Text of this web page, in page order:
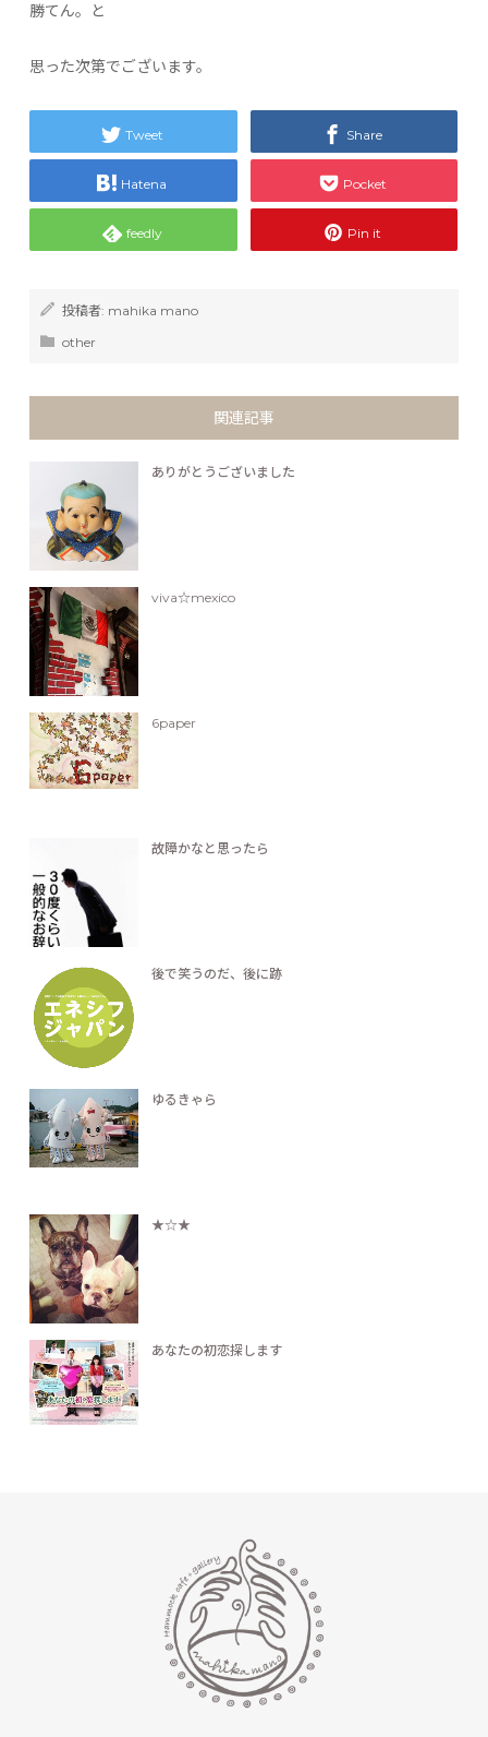
勝てん。と
思った次第でございます。
Tweet Share
Hatena Pocket
feedly Pin it
投稿者: mahika mano
other
関連記事
ありがとうございました
viva☆mexico
6paper
故障かなと思ったら
後で笑うのだ、後に跡
ゆるきゃら
★☆★
あなたの初恋探します